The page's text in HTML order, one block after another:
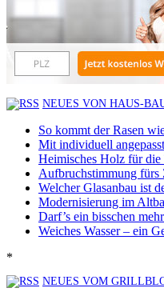
NEUES VON HAUS-
So kommt der Rasen
Mit individuell
Heimisches Holz für die
Aufbruchstimmung fürs
Welcher Glasanbau ist
Modernisierung im
Darf’s ein bisschen
Weiches Wasser – ein
*
NEUES VOM